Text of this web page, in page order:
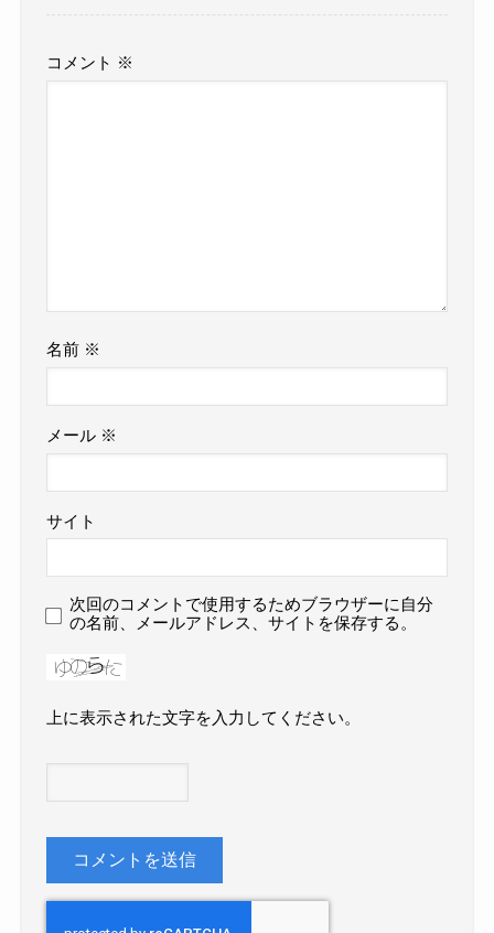
コメント ※
名前 ※
メール ※
サイト
次回のコメントで使用するためブラウザーに自分
の名前、メールアドレス、サイトを保存する。
上に表示された文字を入力してください。